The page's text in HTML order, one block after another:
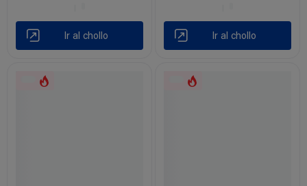
Ir al chollo Ir al chollo